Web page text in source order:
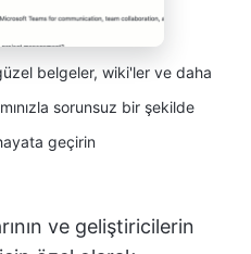
belgeler, wiki'ler ve daha
sorunsuz bir şekilde
geçirin
ve geliştiricilerin